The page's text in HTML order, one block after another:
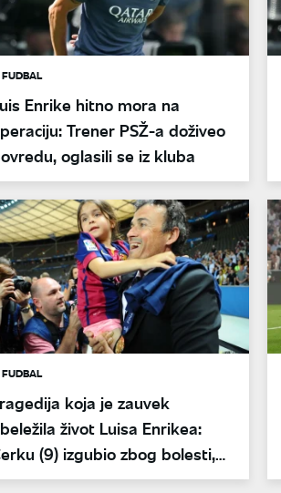
FUDBAL
Enrike hitno mora na
Trener PSŽ-a doživeo
oglasili se iz kluba
FUDBAL
koja je zauvek
život Luisa Enrikea:
(9) izgubio zbog bolesti,
je pričao o njoj